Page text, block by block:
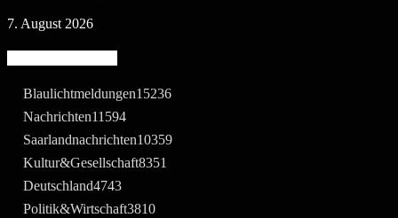
7. August 2026
Blaulichtmeldungen15236
Nachrichten11594
Saarlandnachrichten10359
Kultur&Gesellschaft8351
Deutschland4743
Politik&Wirtschaft3810